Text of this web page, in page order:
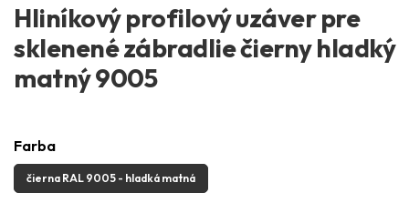
Hliníkový profilový uzáver pre
sklenené zábradlie čierny hladký
matný 9005
Farba
čierna RAL 9005 - hladká matná